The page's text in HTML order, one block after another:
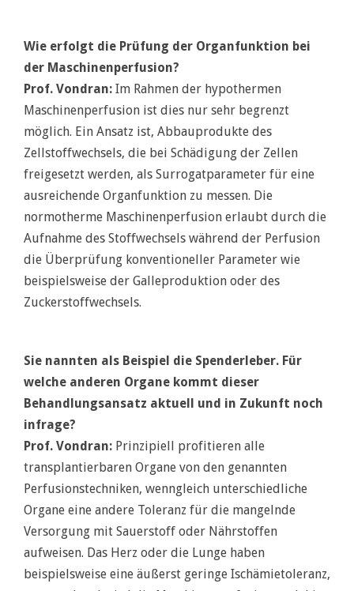
Wie erfolgt die Prüfung der Organfunktion bei
der Maschinenperfusion?
Prof. Vondran: Im Rahmen der hypothermen
Maschinenperfusion ist dies nur sehr begrenzt
möglich. Ein Ansatz ist, Abbauprodukte des
Zellstoffwechsels, die bei Schädigung der Zellen
freigesetzt werden, als Surrogatparameter für eine
ausreichende Organfunktion zu messen. Die
normotherme Maschinenperfusion erlaubt durch die
Aufnahme des Stoffwechsels während der Perfusion
die Überprüfung konventioneller Parameter wie
beispielsweise der Galleproduktion oder des
Zuckerstoffwechsels.
Sie nannten als Beispiel die Spenderleber. Für
welche anderen Organe kommt dieser
Behandlungsansatz aktuell und in Zukunft noch
infrage?
Prof. Vondran: Prinzipiell profitieren alle
transplantierbaren Organe von den genannten
Perfusionstechniken, wenngleich unterschiedliche
Organe eine andere Toleranz für die mangelnde
Versorgung mit Sauerstoff oder Nährstoffen
aufweisen. Das Herz oder die Lunge haben
beispielsweise eine äußerst geringe Ischämietoleranz,